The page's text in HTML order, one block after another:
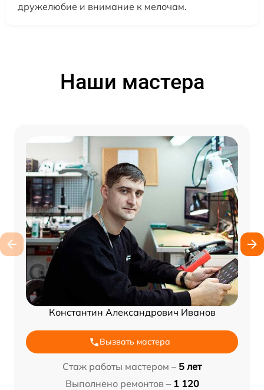
дружелюбие и внимание к мелочам.
Наши мастера
Константин Александрович Иванов
Вызвать мастера
Стаж работы мастером – 5 лет
Выполнено ремонтов – 1 120